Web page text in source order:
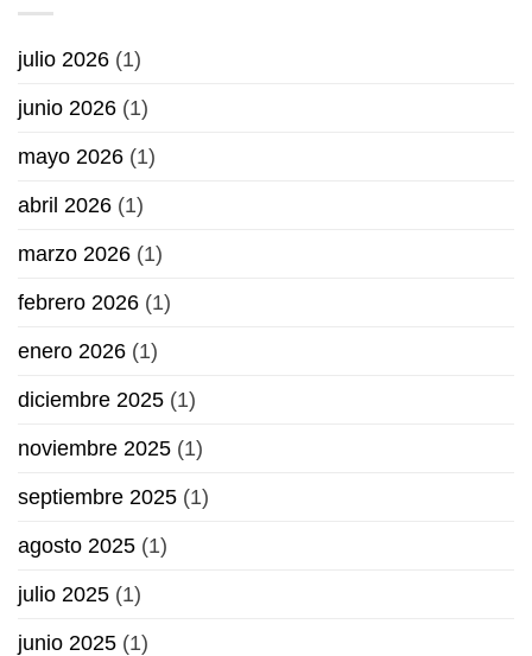
julio 2026 (1)
junio 2026 (1)
mayo 2026 (1)
abril 2026 (1)
marzo 2026 (1)
febrero 2026 (1)
enero 2026 (1)
diciembre 2025 (1)
noviembre 2025 (1)
septiembre 2025 (1)
agosto 2025 (1)
julio 2025 (1)
junio 2025 (1)